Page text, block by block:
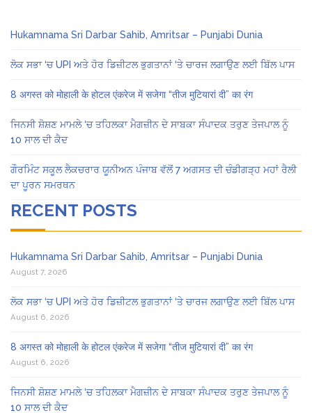
Hukamnama Sri Darbar Sahib, Amritsar – Punjabi Dunia
ਲੋਕ ਸਭਾ ‘ਚ UPI ਅਤੇ ਹੋਰ ਡਿਜ਼ੀਟਲ ਭੁਗਤਾਨਾਂ ‘ਤੇ ਚਾਰਜ ਲਗਾਉਣ ਲਈ ਬਿੱਲ ਪਾਸ
8 अगस्त को मोहाली के होटल एंकरेज में सजेगा “तीज मुटियारां दी” का रंग
ਜਿਨਸੀ ਸ਼ੋਸ਼ਣ ਮਾਮਲੇ ‘ਚ ਤਹਿਲਕਾ ਮੈਗਜ਼ੀਨ ਦੇ ਸਾਬਕਾ ਸੰਪਾਦਕ ਤਰੁਣ ਤੇਜਪਾਲ ਨੂੰ
10 ਸਾਲ ਦੀ ਕੈਦ
ਗੌਰਮਿੰਟ ਸਕੂਲ ਲੈਕਚਰਾਰ ਯੂਨੀਅਨ ਪੰਜਾਬ ਵੱਲੋਂ 7 ਅਗਸਤ ਦੀ ਚੰਡੀਗੜ੍ਹ ਮਹਾਂ ਰੈਲੀ
ਦਾ ਪੂਰਨ ਸਮਰਥਨ
RECENT POSTS
Hukamnama Sri Darbar Sahib, Amritsar – Punjabi Dunia
August 7, 2026
ਲੋਕ ਸਭਾ ‘ਚ UPI ਅਤੇ ਹੋਰ ਡਿਜ਼ੀਟਲ ਭੁਗਤਾਨਾਂ ‘ਤੇ ਚਾਰਜ ਲਗਾਉਣ ਲਈ ਬਿੱਲ ਪਾਸ
August 6, 2026
8 अगस्त को मोहाली के होटल एंकरेज में सजेगा “तीज मुटियारां दी” का रंग
August 6, 2026
ਜਿਨਸੀ ਸ਼ੋਸ਼ਣ ਮਾਮਲੇ ‘ਚ ਤਹਿਲਕਾ ਮੈਗਜ਼ੀਨ ਦੇ ਸਾਬਕਾ ਸੰਪਾਦਕ ਤਰੁਣ ਤੇਜਪਾਲ ਨੂੰ
10 ਸਾਲ ਦੀ ਕੈਦ